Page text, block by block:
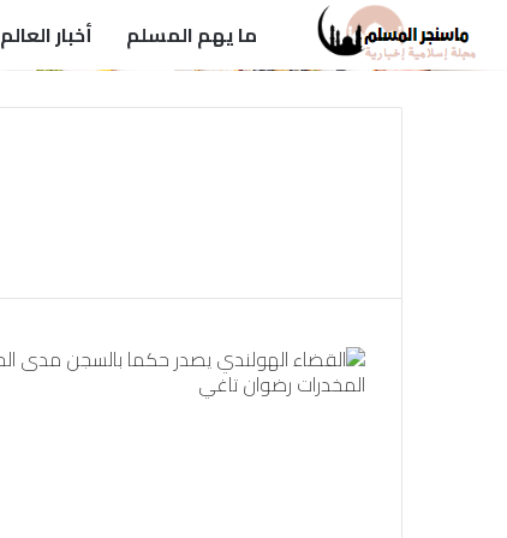
ما يهم المسلم أخبار العالم